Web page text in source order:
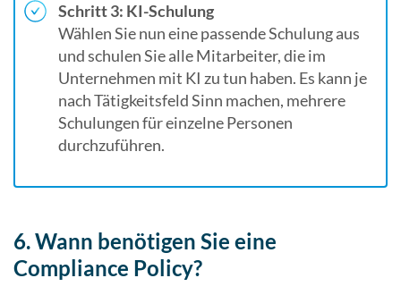
Schritt 3: KI-Schulung
Wählen Sie nun eine passende Schulung aus
und schulen Sie alle Mitarbeiter, die im
Unternehmen mit KI zu tun haben. Es kann je
nach Tätigkeitsfeld Sinn machen, mehrere
Schulungen für einzelne Personen
durchzuführen.
6. Wann benötigen Sie eine
Compliance Policy?